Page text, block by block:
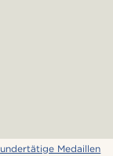
Medaillen